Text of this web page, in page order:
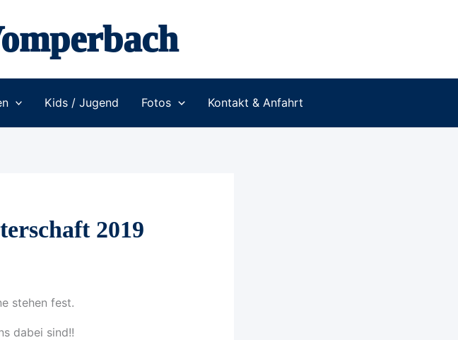
Kids / Jugend Fotos Kontakt & Anfahrt
2019
stehen fest.
dabei sind!!